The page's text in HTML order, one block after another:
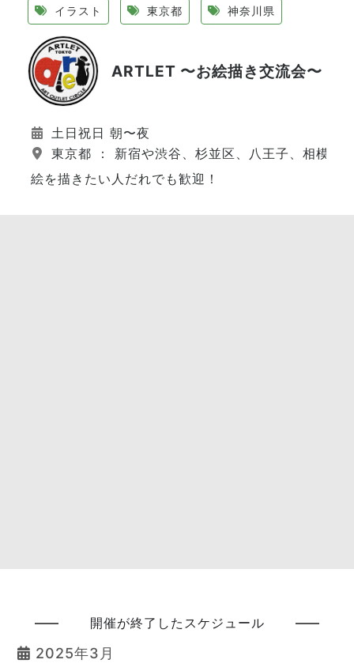
イラスト 東京都 神奈川県
ARTLET 〜お絵描き交流会〜
土日祝日 朝〜夜
東京都 ： 新宿や渋谷、杉並区、八王子、相模原
絵を描きたい人だれでも歓迎！
開催が終了したスケジュール
2025年3月